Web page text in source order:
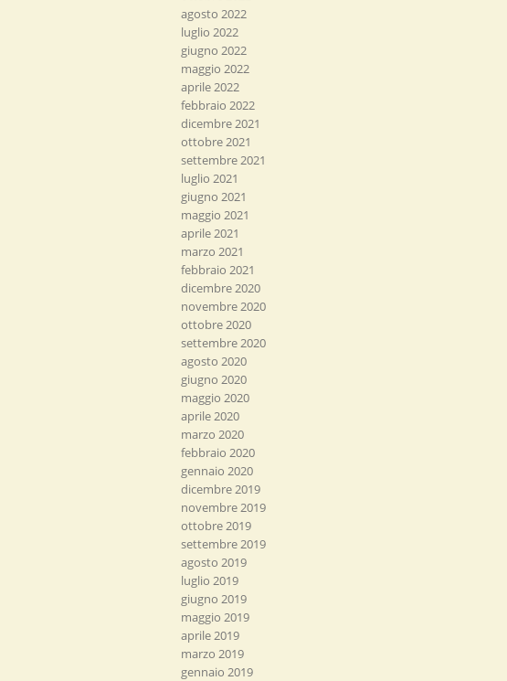
agosto 2022
luglio 2022
giugno 2022
maggio 2022
aprile 2022
febbraio 2022
dicembre 2021
ottobre 2021
settembre 2021
luglio 2021
giugno 2021
maggio 2021
aprile 2021
marzo 2021
febbraio 2021
dicembre 2020
novembre 2020
ottobre 2020
settembre 2020
agosto 2020
giugno 2020
maggio 2020
aprile 2020
marzo 2020
febbraio 2020
gennaio 2020
dicembre 2019
novembre 2019
ottobre 2019
settembre 2019
agosto 2019
luglio 2019
giugno 2019
maggio 2019
aprile 2019
marzo 2019
gennaio 2019